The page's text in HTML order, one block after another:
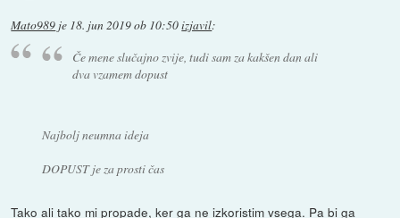
Mato989 je 18. jun 2019 ob 10:50izjavil:
Če mene slučajno zvije, tudi sam za kakšen dan ali
dva vzamem dopust
Najbolj neumna ideja
DOPUST je za prosti čas
Tako ali tako mi propade, ker ga ne izkoristim vsega. Pa bi ga